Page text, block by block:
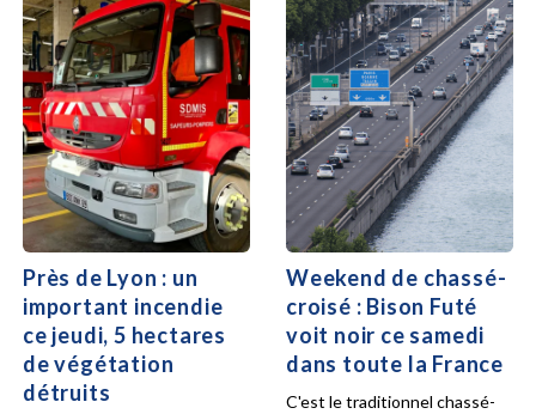
Près de Lyon : un
important incendie
ce jeudi, 5 hectares
de végétation
détruits
Weekend de chassé-
croisé : Bison Futé
voit noir ce samedi
dans toute la France
C'est le traditionnel chassé-